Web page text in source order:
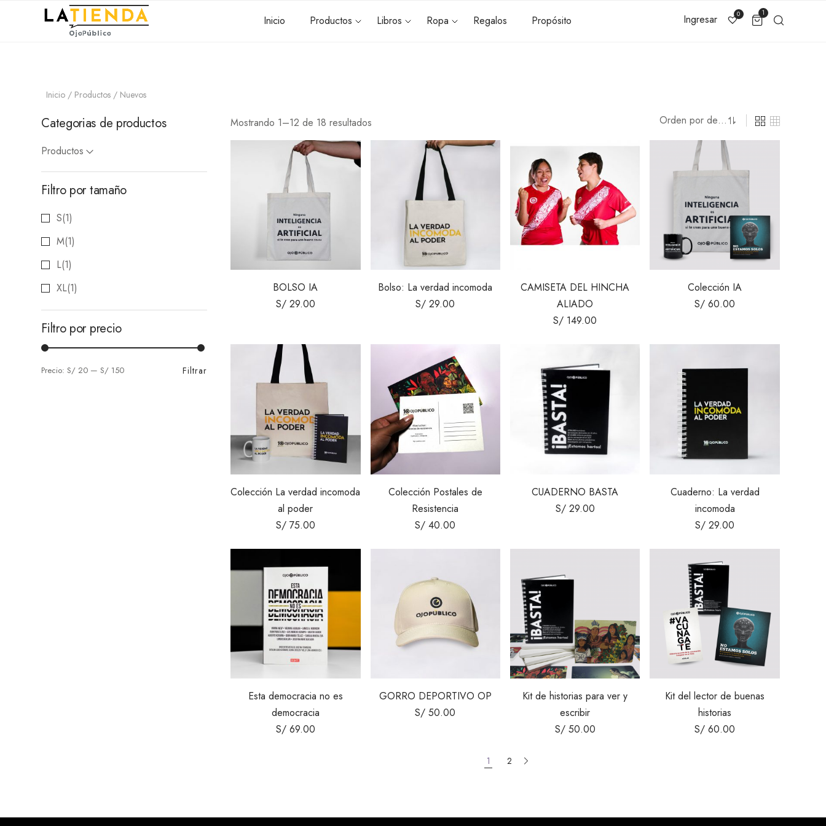
Inicio Productos Libros Ropa Regalos Propósito Ingresar 0 1
Inicio / Productos / Nuevos
Mostrando 1–12 de 18 resultados
BOLSO IA
S/29.00
Bolso: La verdad incomoda
S/ 29.00
CAMISETA DEL HINCHA
ALIADO
S/ 149.00
Colección IA
S/ 60.00
Colección La verdad incomoda
al poder
S/75.00
Colección Postales de
Resistencia
S/ 40.00
CUADERNO BASTA
S/29.00
Cuaderno: La verdad
incomoda
S/ 29.00
Esta democracia no es
democracia
S/69.00
GORRO DEPORTIVO OP
S/ 50.00
Kit de historias para ver y
escribir
S/50.00
Kit del lector de buenas
historias
S/ 60.00
1 2
Categorias de productos
Productos
Filtro por tamaño
S(1)
M(1)
L(1)
XL(1)
Filtro por precio
Filtrar
Precio:S/ 20 —S/ 150